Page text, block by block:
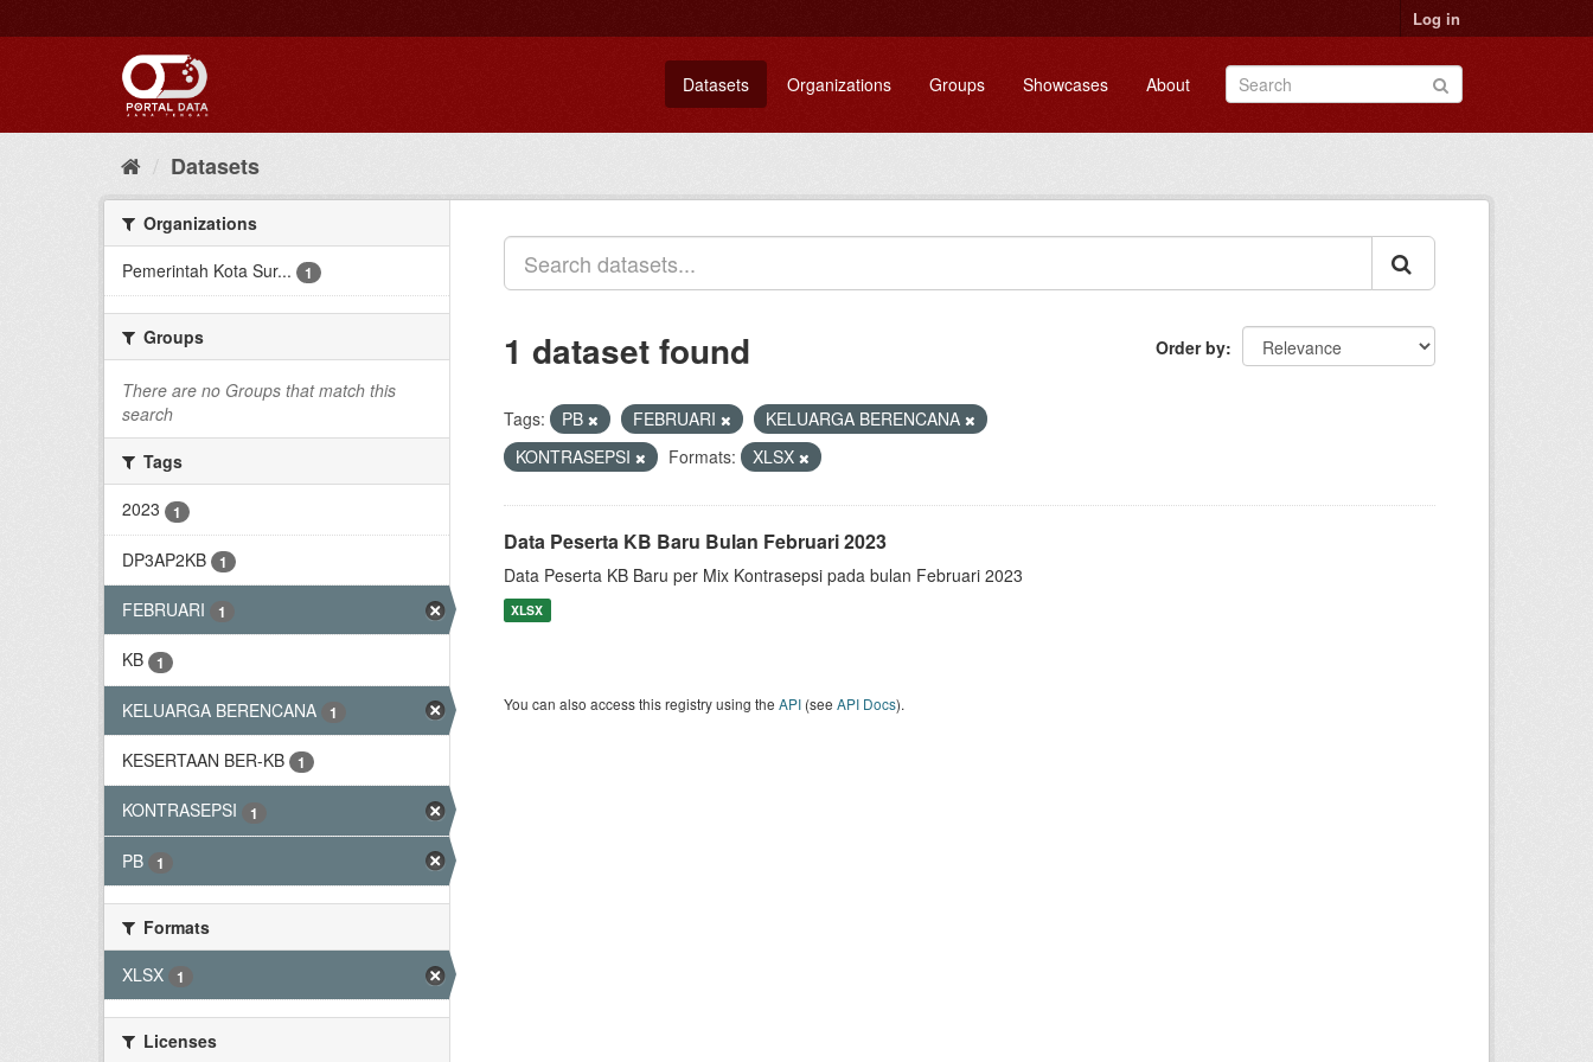
to
Log in
Datasets Organizations Groups Showcases About
Datasets
Organizations
Pemerintah Kota Sur...
1
Groups
There are no Groups that match this
search
Tags
2023
1
DP3AP2KB 1
FEBRUARI 1
KB 1
KELUARGA BERENCANA 1
KESERTAAN BER-KB 1
KONTRASEPSI 1
PB 1
Formats
XLSX
1
Licenses
Order by
1 dataset found
Tags: PB FEBRUARI
KELUARGA BERENCANA
KONTRASEPSI
Formats: XLSX
Data Peserta KB Baru Bulan Februari 2023
Data Peserta KB Baru per Mix Kontrasepsi pada bulan Februari 2023
XLSX
You can also access this registry using the API (see API Docs).